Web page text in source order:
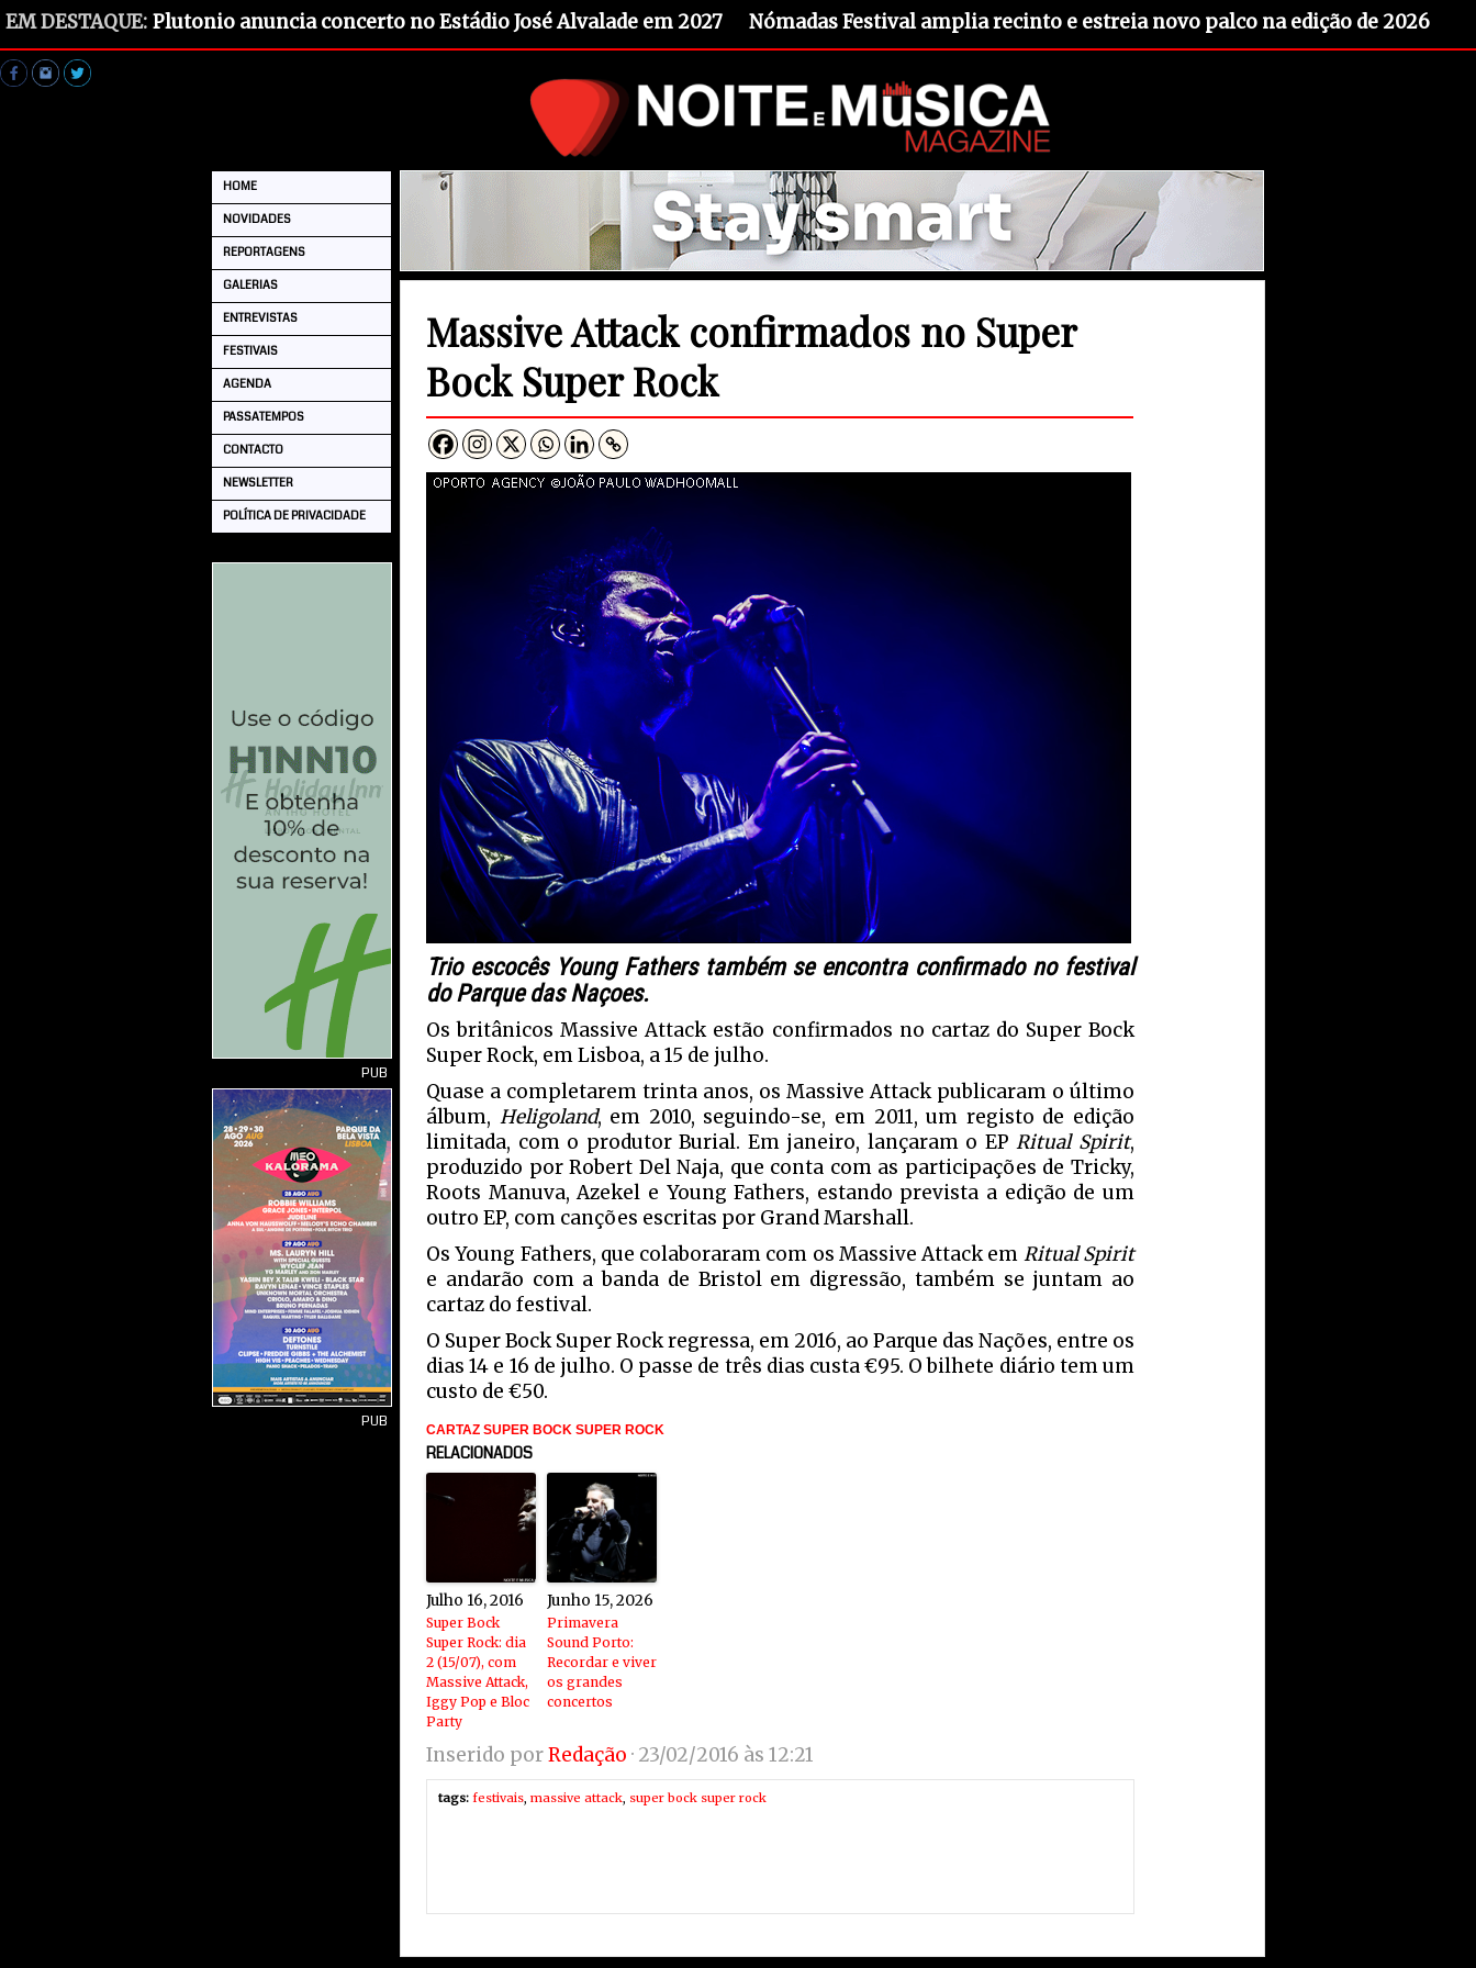
EM DESTAQUE: Plutonio anuncia concerto no Estádio José Alvalade em 2027 Nómadas Festival amplia recinto e estreia novo palco na edição de 2026
HOME
NOVIDADES
REPORTAGENS
GALERIAS
ENTREVISTAS
FESTIVAIS
AGENDA
PASSATEMPOS
CONTACTO
NEWSLETTER
POLÍTICA DE PRIVACIDADE
PUB
PUB
Massive Attack confirmados no Super
Bock Super Rock
Trio escocês Young Fathers também se encontra confirmado no festival
do Parque das Naçoes.
Os britânicos Massive Attack estão confirmados no cartaz do Super Bock
Super Rock, em Lisboa, a 15 de julho.
Quase a completarem trinta anos, os Massive Attack publicaram o último
álbum, Heligoland, em 2010, seguindo-se, em 2011, um registo de edição
limitada, com o produtor Burial. Em janeiro, lançaram o EPRitual Spirit,
produzido por Robert Del Naja, que conta com as participações de Tricky,
Roots Manuva, Azekel e Young Fathers, estando prevista a edição de um
outro EP, com canções escritas por Grand Marshall.
Os Young Fathers, que colaboraram com os Massive Attack em Ritual Spirit
e andarão com a banda de Bristol em digressão, também se juntam ao
cartaz do festival.
O Super Bock Super Rock regressa, em 2016, ao Parque das Nações, entre os
dias 14 e 16 de julho. O passe de três dias custa €95. O bilhete diário tem um
custo de €50.
CARTAZ SUPER BOCK SUPER ROCK
RELACIONADOS
Julho 16, 2016
Super Bock
Super Rock: dia
2 (15/07), com
Massive Attack,
Iggy Pop e Bloc
Party
Junho 15, 2026
Primavera
Sound Porto:
Recordar e viver
os grandes
concertos
Inserido porRedação · 23/02/2016 às 12:21
tags: festivais, massive attack, super bock super rock